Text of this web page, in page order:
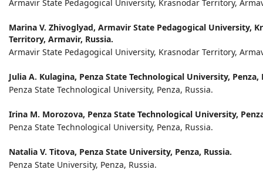
Armavir State Pedagogical University, Krasnodar Territory,
Marina V. Zhivoglyad, Armavir State Pedagogical University,
Territory, Armavir, Russia.
Armavir State Pedagogical University, Krasnodar Territory,
Julia A. Kulagina, Penza State Technological University, Penza,
Penza State Technological University, Penza, Russia.
Irina M. Morozova, Penza State Technological University,
Penza State Technological University, Penza, Russia.
Natalia V. Titova, Penza State University, Penza, Russia.
Penza State University, Penza, Russia.